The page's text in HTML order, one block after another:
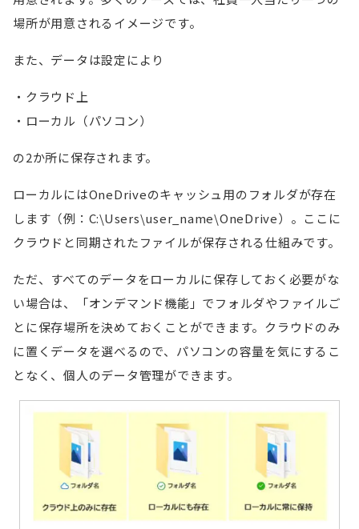
場所が用意されるイメージです。
また、データは設定により
クラウド上
ローカル（パソコン）
の2か所に保存されます。
ローカルにはOneDriveのキャッシュ用のフォルダが存在
します（例：C:\Users\user_name\OneDrive）。ここに
クラウドと同期されたファイルが保存される仕組みです。
ただ、すべてのデータをローカルに保存しておく必要がな
い場合は、「オンデマンド機能」でフォルダやファイルご
とに保存場所を決めておくことができます。クラウドのみ
に置くデータを選べるので、パソコンの容量を気にするこ
となく、個人のデータ管理ができます。